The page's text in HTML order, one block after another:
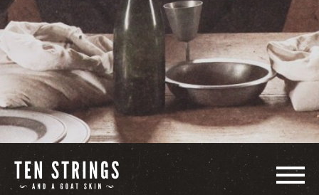
LE GROUPE